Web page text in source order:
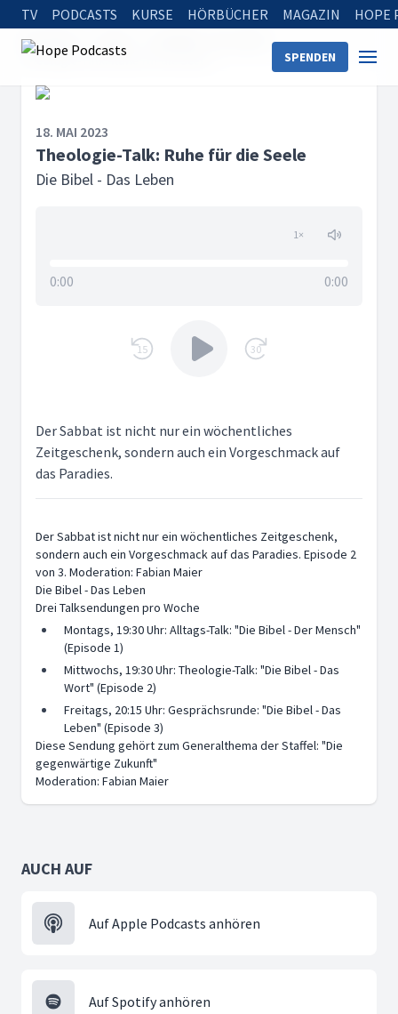
TV PODCASTS KURSE HÖRBÜCHER MAGAZIN HOPE
SPENDEN
Startseite
Theologie-Talk: Ruhe für die Seele
18. MAI 2023
Theologie-Talk: Ruhe für die Seele
Die Bibel - Das Leben
1×
0:00 0:00
15 30
Der Sabbat ist nicht nur ein wöchentliches
Zeitgeschenk, sondern auch ein Vorgeschmack auf
das Paradies.
Der Sabbat ist nicht nur ein wöchentliches Zeitgeschenk,
sondern auch ein Vorgeschmack auf das Paradies. Episode 2
von 3. Moderation: Fabian Maier
Die Bibel - Das Leben
Drei Talksendungen pro Woche
Montags, 19:30 Uhr: Alltags-Talk: "Die Bibel - Der Mensch"
(Episode 1)
Mittwochs, 19:30 Uhr: Theologie-Talk: "Die Bibel - Das
Wort" (Episode 2)
Freitags, 20:15 Uhr: Gesprächsrunde: "Die Bibel - Das
Leben" (Episode 3)
Diese Sendung gehört zum Generalthema der Staffel: "Die
gegenwärtige Zukunft"
Moderation: Fabian Maier
AUCH AUF
Auf Apple Podcasts anhören
Auf Spotify anhören